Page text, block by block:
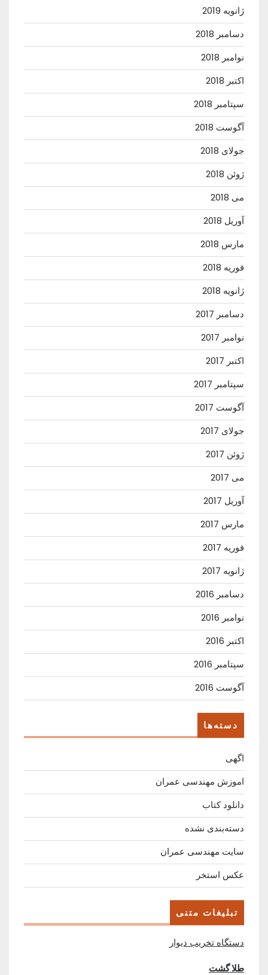
ژانویه 2019
دسامبر 2018
نوامبر 2018
اکتبر 2018
سپتامبر 2018
آگوست 2018
جولای 2018
ژوئن 2018
می 2018
آوریل 2018
مارس 2018
فوریه 2018
ژانویه 2018
دسامبر 2017
نوامبر 2017
اکتبر 2017
سپتامبر 2017
آگوست 2017
جولای 2017
ژوئن 2017
می 2017
آوریل 2017
مارس 2017
فوریه 2017
ژانویه 2017
دسامبر 2016
نوامبر 2016
اکتبر 2016
سپتامبر 2016
آگوست 2016
دسته‌ها
اگهی
اموزش مهندسی عمران
دانلود کتاب
دسته‌بندی نشده
سایت مهندسی عمران
عکس استخر
تبلیغات متنی
دستگاه تخریب دیوار
طلا گشت